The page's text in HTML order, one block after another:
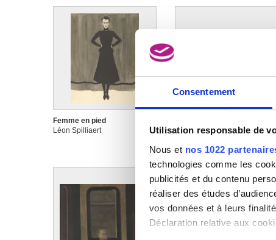
Consentement
Utilisation responsable de
Nous et nos 1022
technologies comme les
publicités et du contenu
réaliser des études
vos données et à leurs
Déclaration relative aux
Femme en pied
Léon Spilliaert
Léon Spilliaert